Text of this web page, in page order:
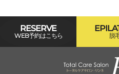
RESERVE
WEB予約はこちら 脱